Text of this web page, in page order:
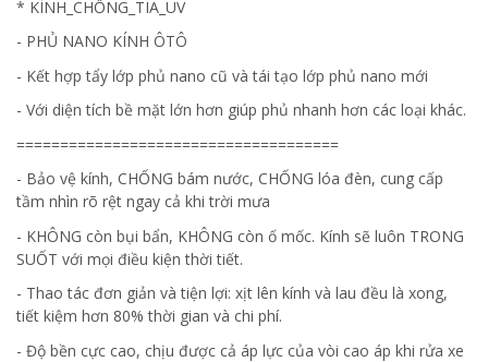
* KÍNH_CHỐNG_TIA_UV
- PHỦ NANO KÍNH ÔTÔ
- Kết hợp tẩy lớp phủ nano cũ và tái tạo lớp phủ nano mới
- Với diện tích bề mặt lớn hơn giúp phủ nhanh hơn các loại khác.
=====================================
- Bảo vệ kính, CHỐNG bám nước, CHỐNG lóa đèn, cung cấp
tầm nhìn rõ rệt ngay cả khi trời mưa
- KHÔNG còn bụi bẩn, KHÔNG còn ố mốc. Kính sẽ luôn TRONG
SUỐT với mọi điều kiện thời tiết.
- Thao tác đơn giản và tiện lợi: xịt lên kính và lau đều là xong,
tiết kiệm hơn 80% thời gian và chi phí.
- Độ bền cực cao, chịu được cả áp lực của vòi cao áp khi rửa xe